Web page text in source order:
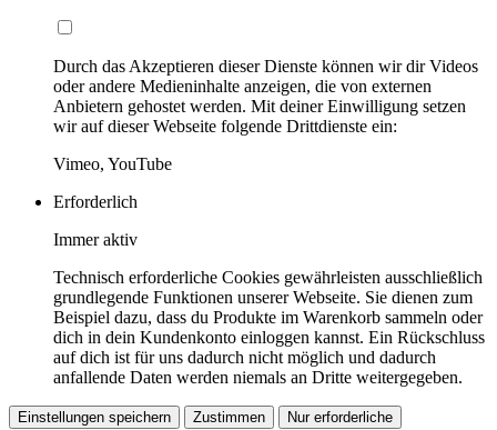
Durch das Akzeptieren dieser Dienste können wir dir Videos
oder andere Medieninhalte anzeigen, die von externen
Anbietern gehostet werden. Mit deiner Einwilligung setzen
wir auf dieser Webseite folgende Drittdienste ein:
Vimeo, YouTube
Erforderlich
Immer aktiv
Technisch erforderliche Cookies gewährleisten ausschließlich
grundlegende Funktionen unserer Webseite. Sie dienen zum
Beispiel dazu, dass du Produkte im Warenkorb sammeln oder
dich in dein Kundenkonto einloggen kannst. Ein Rückschluss
auf dich ist für uns dadurch nicht möglich und dadurch
anfallende Daten werden niemals an Dritte weitergegeben.
Einstellungen speichern Zustimmen Nur erforderliche